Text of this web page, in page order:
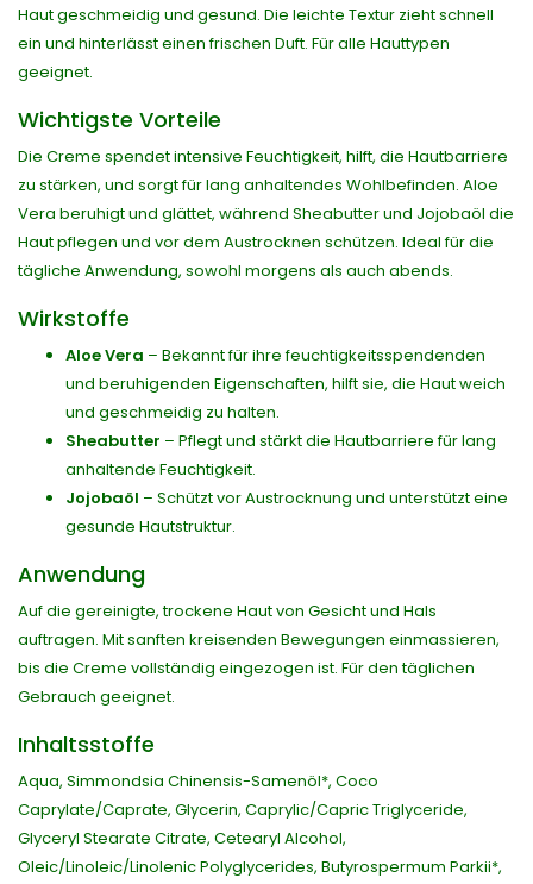
Haut geschmeidig und gesund. Die leichte Textur zieht schnell
ein und hinterlässt einen frischen Duft. Für alle Hauttypen
geeignet.
Wichtigste Vorteile
Die Creme spendet intensive Feuchtigkeit, hilft, die Hautbarriere
zu stärken, und sorgt für lang anhaltendes Wohlbefinden. Aloe
Vera beruhigt und glättet, während Sheabutter und Jojobaöl die
Haut pflegen und vor dem Austrocknen schützen. Ideal für die
tägliche Anwendung, sowohl morgens als auch abends.
Wirkstoffe
Aloe Vera – Bekannt für ihre feuchtigkeitsspendenden
und beruhigenden Eigenschaften, hilft sie, die Haut weich
und geschmeidig zu halten.
Sheabutter – Pflegt und stärkt die Hautbarriere für lang
anhaltende Feuchtigkeit.
Jojobaöl – Schützt vor Austrocknung und unterstützt eine
gesunde Hautstruktur.
Anwendung
Auf die gereinigte, trockene Haut von Gesicht und Hals
auftragen. Mit sanften kreisenden Bewegungen einmassieren,
bis die Creme vollständig eingezogen ist. Für den täglichen
Gebrauch geeignet.
Inhaltsstoffe
Aqua, Simmondsia Chinensis-Samenöl*, Coco
Caprylate/Caprate, Glycerin, Caprylic/Capric Triglyceride,
Glyceryl Stearate Citrate, Cetearyl Alcohol,
Oleic/Linoleic/Linolenic Polyglycerides, Butyrospermum Parkii*,